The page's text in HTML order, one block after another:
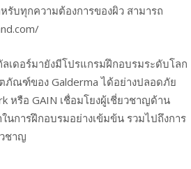
รับทุกความต้องการของผิว สามารถ
เดอร์มายังมีโปรแกรมฝึกอบรมระดับโลก
ภัณฑ์ของ Galderma ได้อย่างปลอดภัย
หรือ GAIN เชื่อมโยงผู้เชี่ยวชาญด้าน
การฝึกอบรมอย่างเข้มข้น รวมไปถึงการ
ชาญ